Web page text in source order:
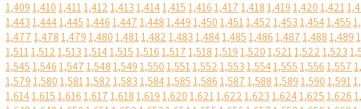
1,4091,4101,4111,4121,4131,4141,4151,4161,4171,4181,4191,4201,421
1,4431,4441,4451,4461,4471,4481,4491,4501,4511,4521,4531,4541,455
1,4771,4781,4791,4801,4811,4821,4831,4841,4851,4861,4871,4881,489
1,5111,5121,5131,5141,5151,5161,5171,5181,5191,5201,5211,5221,523
1,5451,5461,5471,5481,5491,5501,5511,5521,5531,5541,5551,5561,557
1,5791,5801,5811,5821,5831,5841,5851,5861,5871,5881,5891,5901,591
1,6141,6151,6161,6171,6181,6191,6201,6211,6221,6231,6241,6251,626